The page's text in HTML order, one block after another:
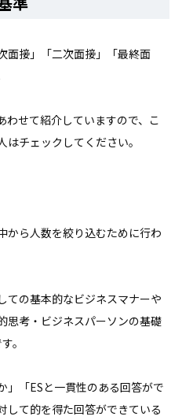
面接」「二次面接」「最終面
わせて紹介していますので、こ
チェックしてください。
から人数を絞り込むために行わ
ての基本的なビジネスマナーや
思考・ビジネスパーソンの基礎
。
」「ESと一貫性のある回答がで
して的を得た回答ができている